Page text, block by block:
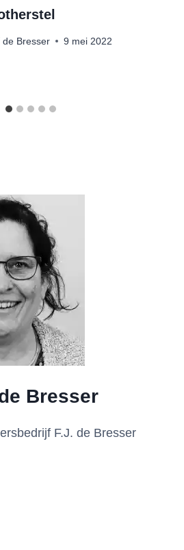
de Bresser 9 mei 2022
Bresser
F.J. de Bresser